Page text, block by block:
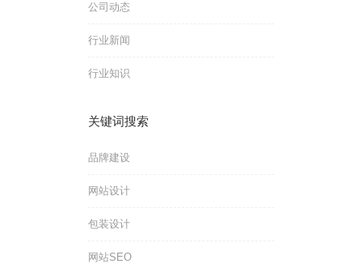
公司动态
行业新闻
行业知识
关键词搜索
品牌建设
网站设计
包装设计
网站SEO